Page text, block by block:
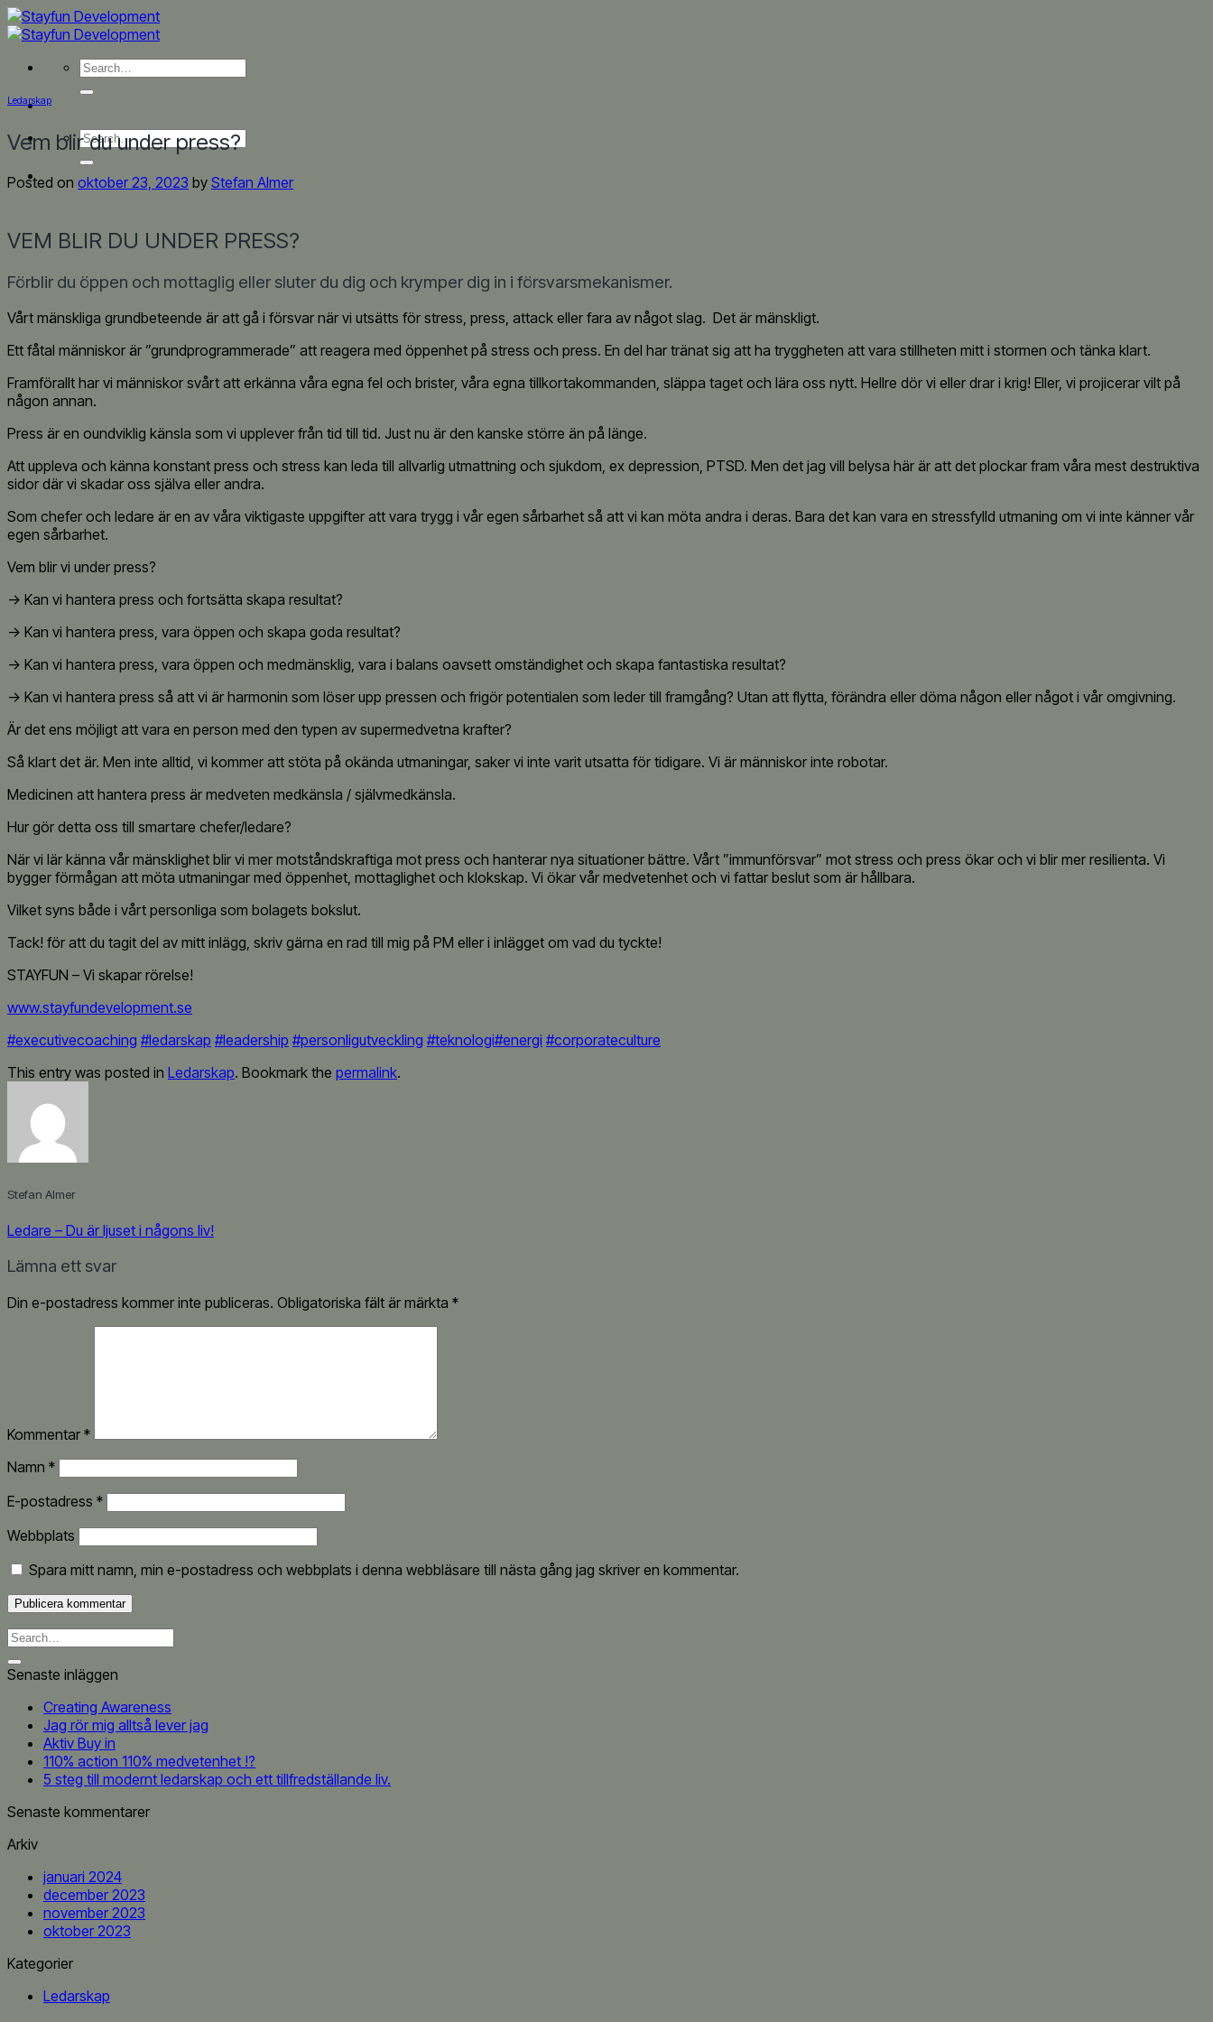
Skip
to
Ledarskap
Vem blir du under press?
Posted on oktober 23, 2023 by Stefan Almer
VEM BLIR DU UNDER PRESS?
Förblir du öppen och mottaglig eller sluter du dig och krymper dig in i försvarsmekanismer.
Vårt mänskliga grundbeteende är att gå i försvar när vi utsätts för stress, press, attack eller fara av något slag. Det är mänskligt.
Ett fåtal människor är ”grundprogrammerade” att reagera med öppenhet på stress och press. En del har tränat sig att ha tryggheten att vara stillheten mitt i stormen och tänka klart.
Framförallt har vi människor svårt att erkänna våra egna fel och brister, våra egna tillkortakommanden, släppa taget och lära oss nytt. Hellre dör vi eller drar i krig! Eller, vi projicerar vilt på
någon annan.
Press är en oundviklig känsla som vi upplever från tid till tid. Just nu är den kanske större än på länge.
Att uppleva och känna konstant press och stress kan leda till allvarlig utmattning och sjukdom, ex depression, PTSD. Men det jag vill belysa här är att det plockar fram våra mest destruktiva
sidor där vi skadar oss själva eller andra.
Som chefer och ledare är en av våra viktigaste uppgifter att vara trygg i vår egen sårbarhet så att vi kan möta andra i deras. Bara det kan vara en stressfylld utmaning om vi inte känner vår
egen sårbarhet.
Vem blir vi under press?
-> Kan vi hantera press och fortsätta skapa resultat?
-> Kan vi hantera press, vara öppen och skapa goda resultat?
-> Kan vi hantera press, vara öppen och medmänsklig, vara i balans oavsett omständighet och skapa fantastiska resultat?
-> Kan vi hantera press så att vi är harmonin som löser upp pressen och frigör potentialen som leder till framgång? Utan att flytta, förändra eller döma någon eller något i vår omgivning.
Är det ens möjligt att vara en person med den typen av supermedvetna krafter?
Så klart det är. Men inte alltid, vi kommer att stöta på okända utmaningar, saker vi inte varit utsatta för tidigare. Vi är människor inte robotar.
Medicinen att hantera press är medveten medkänsla / självmedkänsla.
Hur gör detta oss till smartare chefer/ledare?
När vi lär känna vår mänsklighet blir vi mer motståndskraftiga mot press och hanterar nya situationer bättre. Vårt ”immunförsvar” mot stress och press ökar och vi blir mer resilienta. Vi
bygger förmågan att möta utmaningar med öppenhet, mottaglighet och klokskap. Vi ökar vår medvetenhet och vi fattar beslut som är hållbara.
Vilket syns både i vårt personliga som bolagets bokslut.
Tack! för att du tagit del av mitt inlägg, skriv gärna en rad till mig på PM eller i inlägget om vad du tyckte!
STAYFUN – Vi skapar rörelse!
www.stayfundevelopment.se
#executivecoaching #ledarskap #leadership #personligutveckling #teknologi#energi #corporateculture
This entry was posted in Ledarskap. Bookmark the permalink.
Stefan Almer
Ledare – Du är ljuset i någons liv!
Lämna ett svar
Din e-postadress kommer inte publiceras. Obligatoriska fält är märkta *
Kommentar *
Namn *
E-postadress *
Webbplats
Spara mitt namn, min e-postadress och webbplats i denna webbläsare till nästa gång jag skriver en kommentar.
Senaste inläggen
Creating Awareness
Jag rör mig alltså lever jag
Aktiv Buy in
110% action 110% medvetenhet !?
5 steg till modernt ledarskap och ett tillfredställande liv.
Senaste kommentarer
Arkiv
januari 2024
december 2023
november 2023
oktober 2023
Kategorier
Ledarskap